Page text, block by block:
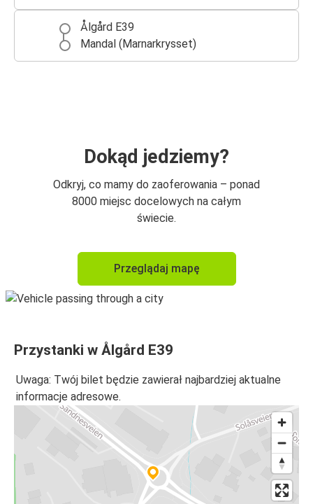
Ålgård E39
Mandal (Marnarkrysset)
Dokąd jedziemy?
Odkryj, co mamy do zaoferowania – ponad
8000 miejsc docelowych na całym
świecie.
Przeglądaj mapę
Przystanki w Ålgård E39
Uwaga: Twój bilet będzie zawierał najbardziej aktualne
informacje adresowe.